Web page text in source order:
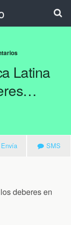
Latina
Envía SMS
deberes en